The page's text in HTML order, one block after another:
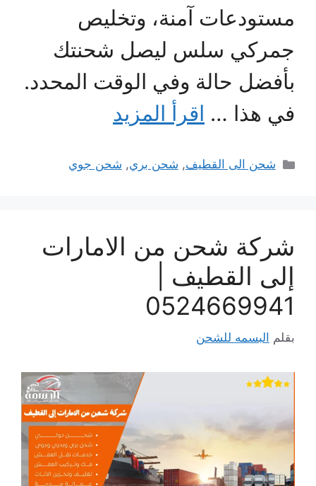
مستودعات آمنة، وتخليص
جمركي سلس ليصل شحنتك
بأفضل حالة وفي الوقت المحدد.
في هذا … اقرأ المزيد
التصنيفات
شحن الى القطيف, شحن بري, شحن جوي
شركة شحن من الامارات
إلى القطيف |
0524669941
بقلم البسمه للشحن